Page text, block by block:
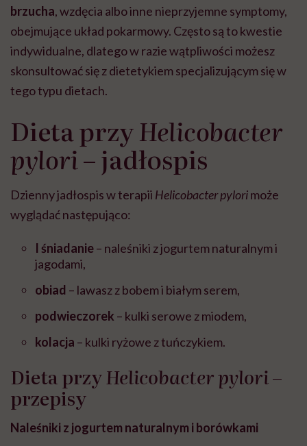
brzucha, wzdęcia albo inne nieprzyjemne symptomy,
obejmujące układ pokarmowy. Często są to kwestie
indywidualne, dlatego w razie wątpliwości możesz
skonsultować się z dietetykiem specjalizującym się w
tego typu dietach.
Dieta przyHelicobacter
pylori– jadłospis
Dzienny jadłospis w terapii Helicobacter pylorimoże
wyglądać następująco:
I śniadanie– naleśniki z jogurtem naturalnym i
jagodami,
obiad – lawasz z bobem i białym serem,
podwieczorek – kulki serowe z miodem,
kolacja – kulki ryżowe z tuńczykiem.
Dieta przyHelicobacter pylori–
przepisy
Naleśniki z jogurtem naturalnym i borówkami